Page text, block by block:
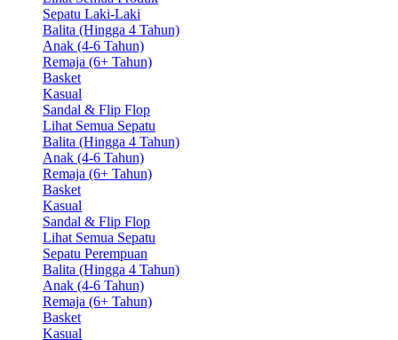
Sepatu Laki-Laki
Balita (Hingga 4 Tahun)
Anak (4-6 Tahun)
Remaja (6+ Tahun)
Basket
Kasual
Sandal & Flip Flop
Lihat Semua Sepatu
Balita (Hingga 4 Tahun)
Anak (4-6 Tahun)
Remaja (6+ Tahun)
Basket
Kasual
Sandal & Flip Flop
Lihat Semua Sepatu
Sepatu Perempuan
Balita (Hingga 4 Tahun)
Anak (4-6 Tahun)
Remaja (6+ Tahun)
Basket
Kasual